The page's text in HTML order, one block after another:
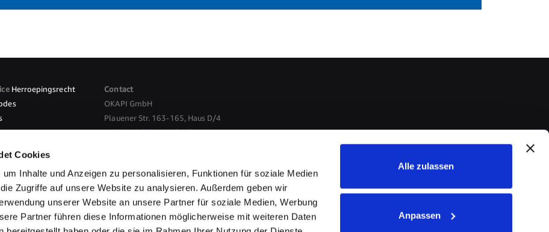
Cookies
Inhalte und Anzeigen zu personalisieren, Funktionen für soziale Medien
Zugriffe auf unsere Website zu analysieren. Außerdem geben wir
unserer Website an unsere Partner für soziale Medien, Werbung
Partner führen diese Informationen möglicherweise mit weiteren Daten
Alle zulassen
Anpassen
Herroepingsrecht
Contact
OKAPI GmbH
Plauener Str. 163-165, Haus D/4
13053 Berlijn, Duitsland
Betaalmethodes Privacybeleid Bestelproces